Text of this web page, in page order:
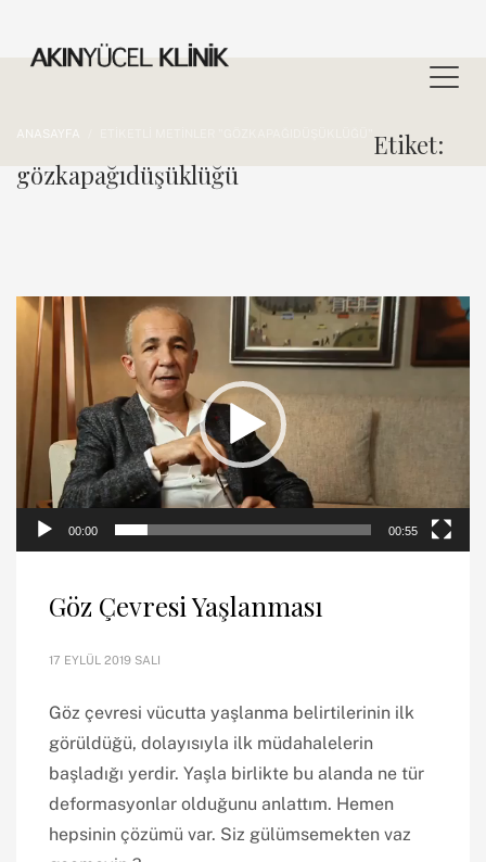
ANASAYFA
Etiket:
gözkapağıdüşüklüğü
Video
oynatıcı
00:00 00:55
Göz Çevresi Yaşlanması
17 EYLÜL 2019 SALI
Göz çevresi vücutta yaşlanma belirtilerinin ilk
görüldüğü, dolayısıyla ilk müdahalelerin
başladığı yerdir. Yaşla birlikte bu alanda ne tür
deformasyonlar olduğunu anlattım. Hemen
hepsinin çözümü var. Siz gülümsemekten vaz